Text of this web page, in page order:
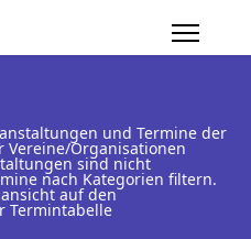
und Termine der
Vereine/Organisationen
sind nicht
nach Kategorien filtern.
auf den
Termintabelle